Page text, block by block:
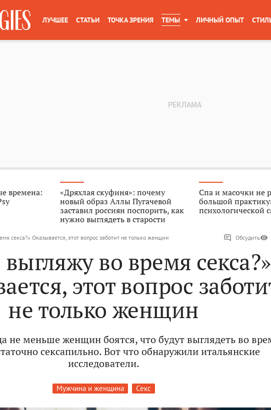
ЛУЧШЕЕ СТАТЬИ ТОЧКА ЗРЕНИЯ ТЕМЫ ЛИЧНЫЙ ОПЫТ
времена:
«Дряхлая скуфиня»: почему
новый образ Аллы Пугачевой
заставил россиян поспорить, как
нужно выглядеть в старости
Спа и масочки не
большой
психологической
секса?» Оказывается, этот вопрос заботит не только женщин Обсудить
во время секса?»
этот вопрос
не только женщин
не меньше женщин боятся, что будут выглядеть во
сексапильно. Вот что обнаружили итальянские
исследователи.
Мужчина и женщина Секс